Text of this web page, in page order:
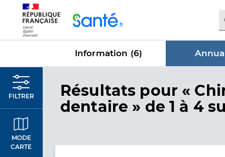
Information (6)
FILTRER
MODE
CARTE
Résultats dans
pour «
dentaire » de 1 à 4
Panneau de gestion des cookies